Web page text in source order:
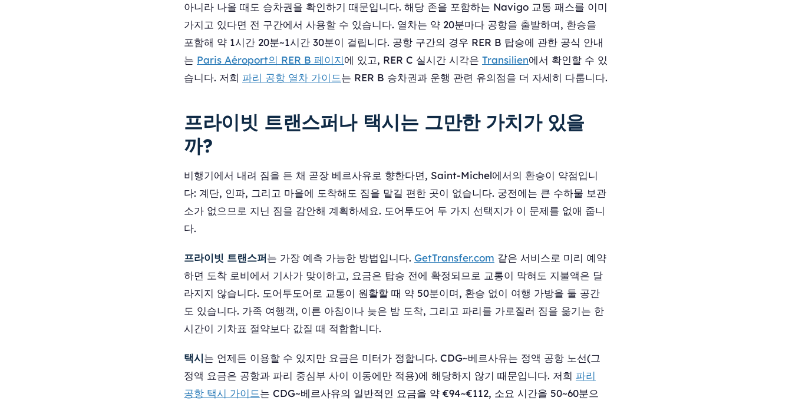
아니라 나올 때도 승차권을 확인하기 때문입니다. 해당 존을 포함하는 Navigo 교통 패스를 이미
가지고 있다면 전 구간에서 사용할 수 있습니다. 열차는 약 20분마다 공항을 출발하며, 환승을
포함해 약 1시간 20분~1시간 30분이 걸립니다. 공항 구간의 경우 RER B 탑승에 관한 공식 안내
는 Paris Aéroport의 RER B 페이지에 있고, RER C 실시간 시각은 Transilien에서 확인할 수 있
습니다. 저희 파리 공항 열차 가이드는 RER B 승차권과 운행 관련 유의점을 더 자세히 다룹니다.
프라이빗 트랜스퍼나 택시는 그만한 가치가 있을
까?
비행기에서 내려 짐을 든 채 곧장 베르사유로 향한다면, Saint-Michel에서의 환승이 약점입니
다: 계단, 인파, 그리고 마을에 도착해도 짐을 맡길 편한 곳이 없습니다. 궁전에는 큰 수하물 보관
소가 없으므로 지닌 짐을 감안해 계획하세요. 도어투도어 두 가지 선택지가 이 문제를 없애 줍니
다.
프라이빗 트랜스퍼는 가장 예측 가능한 방법입니다. GetTransfer.com 같은 서비스로 미리 예약
하면 도착 로비에서 기사가 맞이하고, 요금은 탑승 전에 확정되므로 교통이 막혀도 지불액은 달
라지지 않습니다. 도어투도어로 교통이 원활할 때 약 50분이며, 환승 없이 여행 가방을 둘 공간
도 있습니다. 가족 여행객, 이른 아침이나 늦은 밤 도착, 그리고 파리를 가로질러 짐을 옮기는 한
시간이 기차표 절약보다 값질 때 적합합니다.
택시는 언제든 이용할 수 있지만 요금은 미터가 정합니다. CDG~베르사유는 정액 공항 노선(그
정액 요금은 공항과 파리 중심부 사이 이동에만 적용)에 해당하지 않기 때문입니다. 저희 파리
공항 택시 가이드는 CDG~베르사유의 일반적인 요금을 약 €94~€112, 소요 시간을 50~60분으